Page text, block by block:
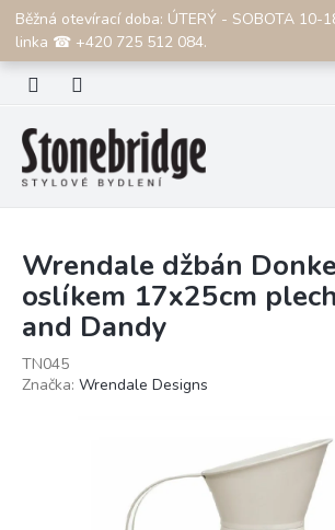
Přejít
obsah
Běžná otevírací doba: ÚTERÝ - SOBOTA 10-
linka ☎ +420 725 512 084.
CZK
Wrendale džbán
oslíkem 17x25cm
and Dandy
TN045
Značka: Wrendale Designs